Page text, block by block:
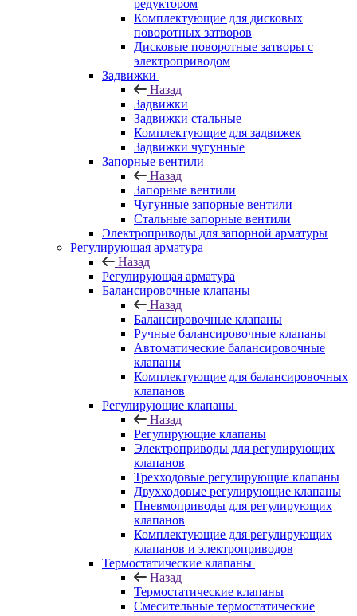
редуктором
Комплектующие для дисковых
поворотных затворов
Дисковые поворотные затворы с
электроприводом
Задвижки
Назад
Задвижки
Задвижки стальные
Комплектующие для задвижек
Задвижки чугунные
Запорные вентили
Назад
Запорные вентили
Чугунные запорные вентили
Стальные запорные вентили
Электроприводы для запорной арматуры
Регулирующая арматура
Назад
Регулирующая арматура
Балансировочные клапаны
Назад
Балансировочные клапаны
Ручные балансировочные клапаны
Автоматические балансировочные
клапаны
Комплектующие для балансировочных
клапанов
Регулирующие клапаны
Назад
Регулирующие клапаны
Электроприводы для регулирующих
клапанов
Трехходовые регулирующие клапаны
Двухходовые регулирующие клапаны
Пневмоприводы для регулирующих
клапанов
Комплектующие для регулирующих
клапанов и электроприводов
Термостатические клапаны
Назад
Термостатические клапаны
Смесительные термостатические